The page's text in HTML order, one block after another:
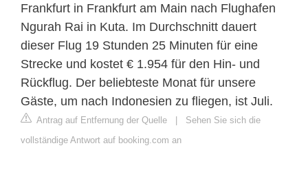
Frankfurt in Frankfurt am Main nach Flughafen
Ngurah Rai in Kuta. Im Durchschnitt dauert
dieser Flug 19 Stunden 25 Minuten für eine
Strecke und kostet € 1.954 für den Hin- und
Rückflug. Der beliebteste Monat für unsere
Gäste, um nach Indonesien zu fliegen, ist Juli.
Antrag auf Entfernung der Quelle | Sehen Sie sich die
vollständige Antwort auf booking.com an